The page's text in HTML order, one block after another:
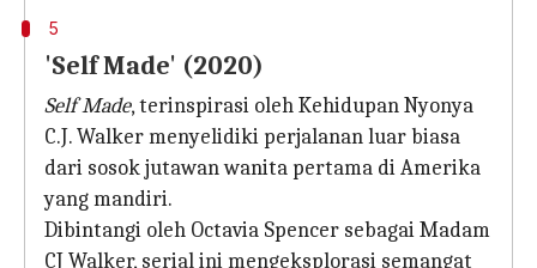
5
'Self Made' (2020)
Self Made, terinspirasi oleh Kehidupan Nyonya
C.J. Walker menyelidiki perjalanan luar biasa
dari sosok jutawan wanita pertama di Amerika
yang mandiri.
Dibintangi oleh Octavia Spencer sebagai Madam
CJ Walker, serial ini mengeksplorasi semangat